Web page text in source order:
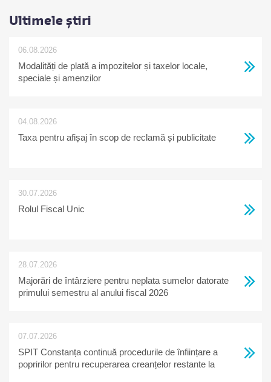
Ultimele știri
06.08.2026
Modalități de plată a impozitelor și taxelor locale,
speciale și amenzilor
04.08.2026
Taxa pentru afișaj în scop de reclamă și publicitate
30.07.2026
Rolul Fiscal Unic
28.07.2026
Majorări de întârziere pentru neplata sumelor datorate
primului semestru al anului fiscal 2026
07.07.2026
SPIT Constanța continuă procedurile de înființare a
popririlor pentru recuperarea creanțelor restante la